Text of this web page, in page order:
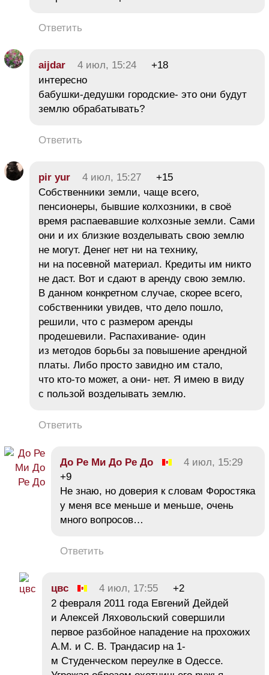
Ответить
aijdar 4 июл, 15:24
+18
интересно
бабушки-дедушки городские- это они будут
землю обрабатывать?
Ответить
pir yur 4 июл, 15:27
+15
Собственники земли, чаще всего,
пенсионеры, бывшие колхозники, в своё
время распаевавшие колхозные земли. Сами
они и их близкие возделывать свою землю
не могут. Денег нет ни на технику,
ни на посевной материал. Кредиты им никто
не даст. Вот и сдают в аренду свою землю.
В данном конкретном случае, скорее всего,
собственники увидев, что дело пошло,
решили, что с размером аренды
продешевили. Распахивание- один
из методов борьбы за повышение арендной
платы. Либо просто завидно им стало,
что кто-то может, а они- нет. Я имею в виду
с пользой возделывать землю.
Ответить
До Ре Ми До Ре До
4 июл, 15:29
+9
Не знаю, но доверия к словам Форостяка
у меня все меньше и меньше, очень
много вопросов…
Ответить
цвс 4 июл, 17:55
+2
2 февраля 2011 года Евгений Дейдей
и Алексей Ляховольский совершили
первое разбойное нападение на прохожих
A.M. и С. В. Трандасир на 1-
м Студенческом переулке в Одессе.